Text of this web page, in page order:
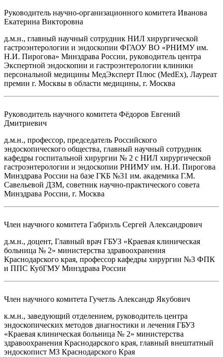
Руководитель научно-организационного комитета Иванова
Екатерина Викторовна
д.м.н., главный научный сотрудник НИЛ хирургической
гастроэнтерологии и эндоскопии ФГАОУ ВО «РНИМУ им.
Н.И. Пирогова» Минздрава России, руководитель центра
Экспертной эндоскопии и гастроэнтерологии клиники
персональной медицины МедЭксперт Плюс (MedEx), Лауреат
премии г. Москвы в области медицины, г. Москва
Руководитель научного комитета Фёдоров Евгений
Дмитриевич
д.м.н., профессор, председатель Российского
эндоскопического общества, главный научный сотрудник
кафедры госпитальной хирургии № 2 с НИЛ хирургической
гастроэнтерологии и эндоскопии РНИМУ им. Н.И. Пирогова
Минздрава России на базе ГКБ №31 им. академика Г.М.
Савельевой ДЗМ, советник научно-практического совета
Минздрава России, г. Москва
Член научного комитета Габриэль Сергей Александрович
д.м.н., доцент, Главный врач ГБУЗ «Краевая клиническая
больница № 2» министерства здравоохранения
Краснодарского края, профессор кафедры хирургии №3 ФПК
и ППС КубГМУ Минздрава России
Член научного комитета Гучетль Александр Якубович
к.м.н., заведующий отделением, руководитель центра
эндоскопических методов диагностики и лечения ГБУЗ
«Краевая клиническая больница № 2» министерства
здравоохранения Краснодарского края, главный внештатный
эндоскопист МЗ Краснодарского Края